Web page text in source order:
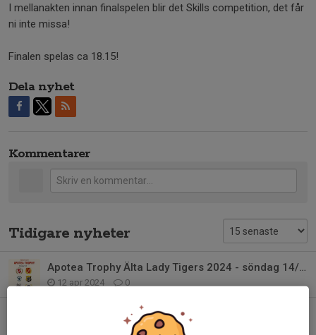
I mellanakten innan finalspelen blir det Skills competition, det får
ni inte missa!
Finalen spelas ca 18.15!
Dela nyhet
Kommentarer
Tidigare nyheter
Apotea Trophy Älta Lady Tigers 2024 - söndag 14/4!
12 apr 2024 0
Apotea Trophy 2024 - Älta Lady Tigers!
0